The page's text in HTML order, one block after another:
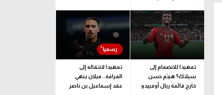
تمهيدا للانضمام إلى
سيلتك؟ هيثم حسن
خارج قائمة ريال أوفييدو
تمهيدا لانتقاله إلى
الغرافة.. ميلان ينهي
عقد إسماعيل بن ناصر